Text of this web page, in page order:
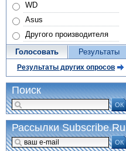
WD
Asus
Другого производителя
Голосовать Результаты
Результаты других опросов
Поиск
ОК
Рассылки Subscribe.Ru
ОК